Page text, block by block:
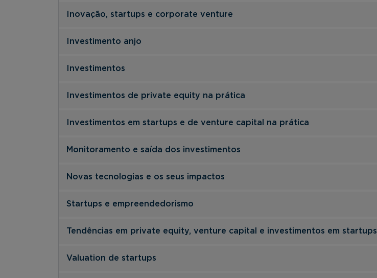
Inovação, startups e corporate venture
Investimento anjo
Investimentos
Investimentos de private equity na prática
Investimentos em startups e de venture capital na prática
Monitoramento e saída dos investimentos
Novas tecnologias e os seus impactos
Startups e empreendedorismo
Tendências em private equity, venture capital e investimentos em startups
Valuation de startups